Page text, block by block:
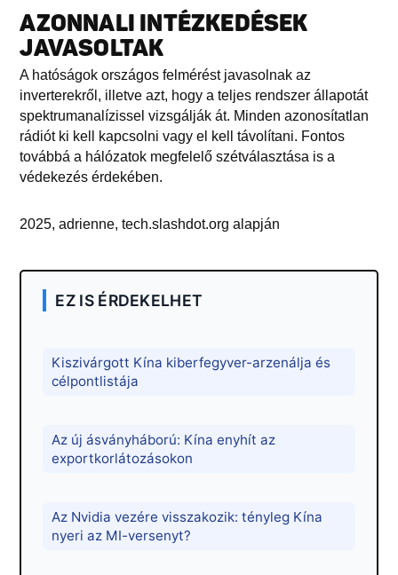
AZONNALI INTÉZKEDÉSEK
JAVASOLTAK
A hatóságok országos felmérést javasolnak az
inverterekről, illetve azt, hogy a teljes rendszer állapotát
spektrumanalízissel vizsgálják át. Minden azonosítatlan
rádiót ki kell kapcsolni vagy el kell távolítani. Fontos
továbbá a hálózatok megfelelő szétválasztása is a
védekezés érdekében.
2025, adrienne, tech.slashdot.org alapján
EZ IS ÉRDEKELHET
Kiszivárgott Kína kiberfegyver-arzenálja és
célpontlistája
Az új ásványháború: Kína enyhít az
exportkorlátozásokon
Az Nvidia vezére visszakozik: tényleg Kína
nyeri az MI-versenyt?